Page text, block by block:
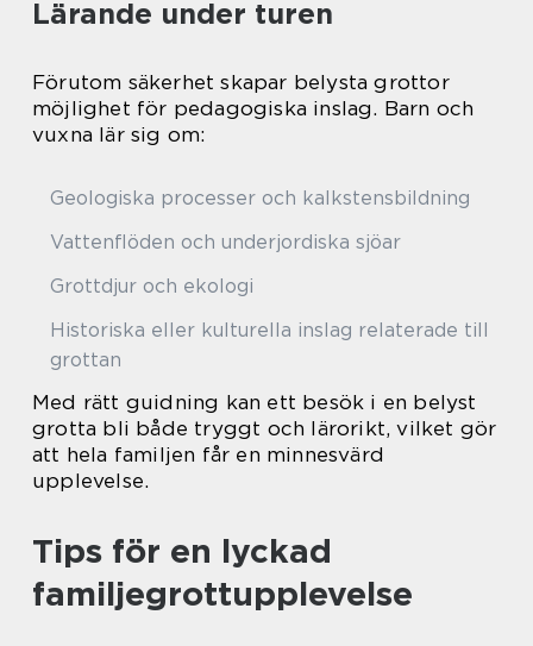
Lärande under turen
Förutom säkerhet skapar belysta grottor
möjlighet för pedagogiska inslag. Barn och
vuxna lär sig om:
Geologiska processer och kalkstensbildning
Vattenflöden och underjordiska sjöar
Grottdjur och ekologi
Historiska eller kulturella inslag relaterade till
grottan
Med rätt guidning kan ett besök i en belyst
grotta bli både tryggt och lärorikt, vilket gör
att hela familjen får en minnesvärd
upplevelse.
Tips för en lyckad
familjegrottupplevelse